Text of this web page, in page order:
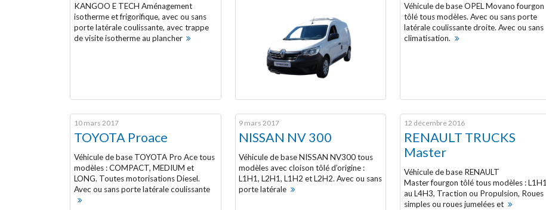
KANGOO E TECH Aménagement
isotherme et frigorifique, avec ou sans
porte latérale coulissante, avec trappe
de visite isotherme au plancher
Véhicule de base OPEL Movano fourgon
tôlé tous modèles. Avec ou sans porte
latérale coulissante droite. Avec ou sans
climatisation.
10 mars 2017
TOYOTA Proace
Véhicule de base TOYOTA Pro Ace tous
modèles : COMPACT, MEDIUM et
LONG. Toutes motorisations Diesel.
Avec ou sans porte latérale coulissante
9 mars 2017
NISSAN NV 300
Véhicule de base NISSAN NV300 tous
modèles avec cloison tôlé d’origine :
L1H1, L2H1, L1H2 et L2H2. Avec ou sans
porte latérale
12 décembre 2016
RENAULT TRUCKS
Master
Véhicule de base RENAULT
Master fourgon tôlé tous modèles : L1H1
au L4H3, Traction ou Propulsion, Roues
simples ou roues jumelées et